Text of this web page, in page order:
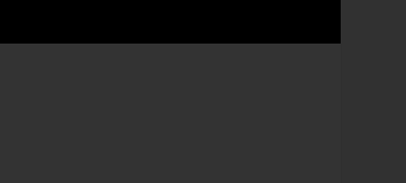
travailleurs »